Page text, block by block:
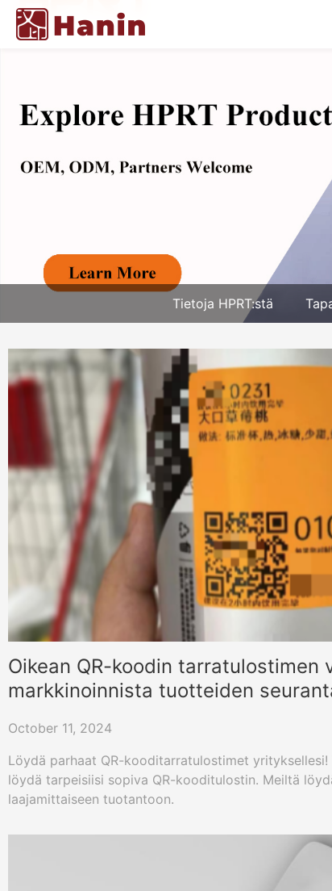
Tietoja HPRT:stä
Oikean QR-koodin tarratulostimen
markkinoinnista tuotteiden
October 11, 2024
Löydä parhaat QR-kooditarratulostimet
löydä tarpeisiisi sopiva QR-kooditulostin. Meiltä
laajamittaiseen tuotantoon.